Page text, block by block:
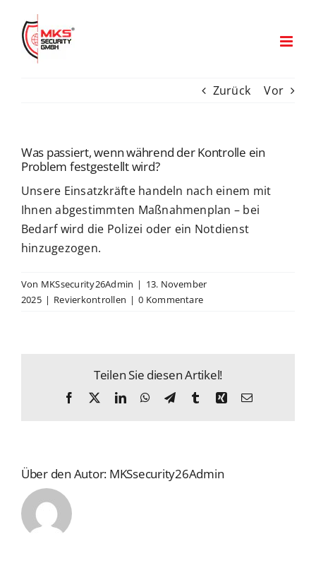
Inhalt
springen
Zurück Vor
Was passiert, wenn während der Kontrolle ein
Problem festgestellt wird?
Unsere Einsatzkräfte handeln nach einem mit
Ihnen abgestimmten Maßnahmenplan – bei
Bedarf wird die Polizei oder ein Notdienst
hinzugezogen.
Von MKSsecurity26Admin | 13. November
2025 | Revierkontrollen | 0 Kommentare
Teilen Sie diesen Artikel!
Facebook LinkedInWhatsApp
TelegramTumblrXing E-
Über den Autor: MKSsecurity26Admin